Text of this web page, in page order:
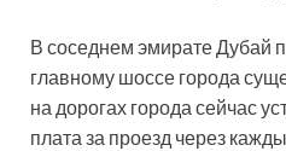
В соседнем эмирате Дубай
главному шоссе города
на дорогах города сейчас
плата за проезд через